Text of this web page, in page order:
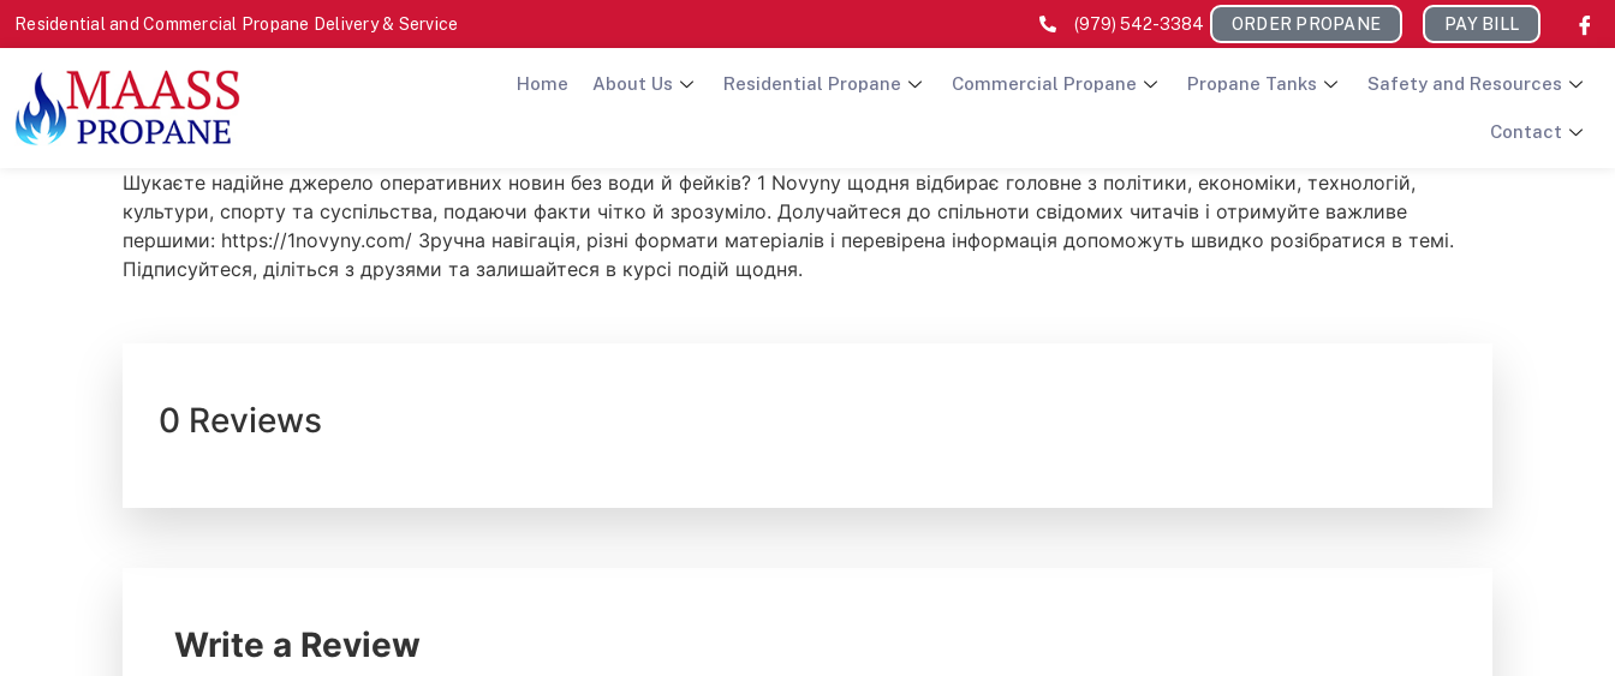
Residential and Commercial Propane Delivery & Service (979) 542-3384 ORDER PROPANE PAY BILL
Home About Us Residential Propane Commercial Propane Propane Tanks Safety and Resources
Contact
Шукаєте надійне джерело оперативних новин без води й фейків? 1 Novyny щодня відбирає головне з політики, економіки, технологій,
культури, спорту та суспільства, подаючи факти чітко й зрозуміло. Долучайтеся до спільноти свідомих читачів і отримуйте важливе
першими: https://1novyny.com/ Зручна навігація, різні формати матеріалів і перевірена інформація допоможуть швидко розібратися в темі.
Підписуйтеся, діліться з друзями та залишайтеся в курсі подій щодня.
0 Reviews
Write a Review